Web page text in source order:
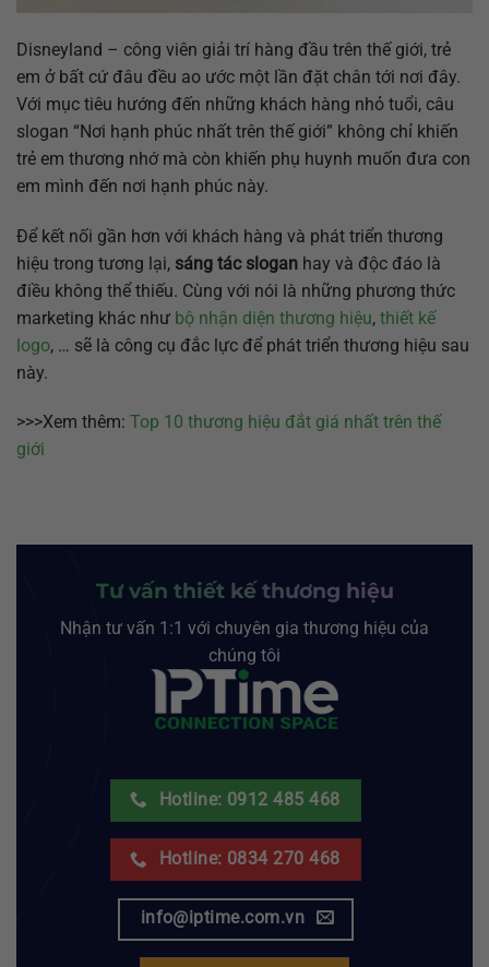
Disneyland – công viên giải trí hàng đầu trên thế giới, trẻ
em ở bất cứ đâu đều ao ước một lần đặt chân tới nơi đây.
Với mục tiêu hướng đến những khách hàng nhỏ tuổi, câu
slogan “Nơi hạnh phúc nhất trên thế giới” không chỉ khiến
trẻ em thương nhớ mà còn khiến phụ huynh muốn đưa con
em mình đến nơi hạnh phúc này.
Để kết nối gần hơn với khách hàng và phát triển thương
hiệu trong tương lại, sáng tác slogan hay và độc đáo là
điều không thể thiếu. Cùng với nói là những phương thức
marketing khác như bộ nhận diện thương hiệu, thiết kế
logo, … sẽ là công cụ đắc lực để phát triển thương hiệu sau
này.
>>>Xem thêm: Top 10 thương hiệu đắt giá nhất trên thế
giới
Tư vấn thiết kế thương hiệu
Nhận tư vấn 1:1 với chuyên gia thương hiệu của
chúng tôi
Hotline: 0912 485 468
Hotline: 0834 270 468
info@iptime.com.vn